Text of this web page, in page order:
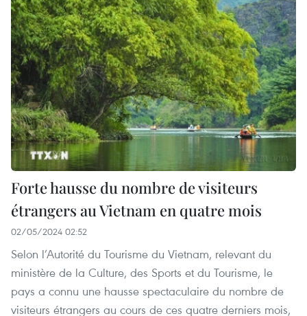
Forte hausse du nombre de visiteurs
étrangers au Vietnam en quatre mois
02/05/2024 02:52
Selon l’Autorité du Tourisme du Vietnam, relevant du
ministère de la Culture, des Sports et du Tourisme, le
pays a connu une hausse spectaculaire du nombre de
visiteurs étrangers au cours de ces quatre derniers mois,